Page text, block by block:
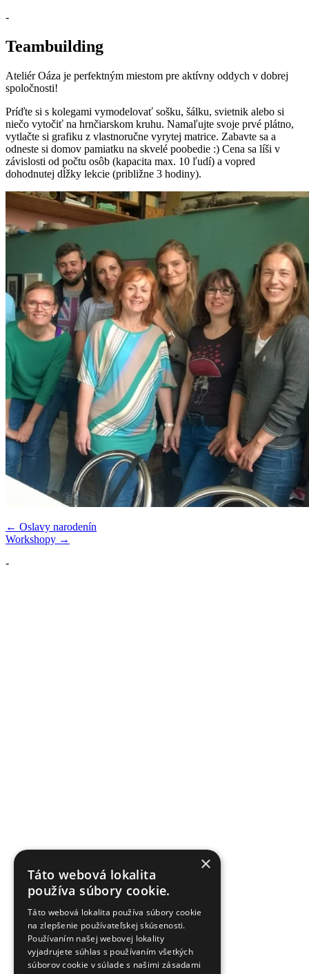
-
Teambuilding
Ateliér Oáza je perfektným miestom pre aktívny oddych v dobrej
spoločnosti!
Príďte si s kolegami vymodelovať sošku, šálku, svietnik alebo si
niečo vytočiť na hrnčiarskom kruhu. Namaľujte svoje prvé plátno,
vytlačte si grafiku z vlastnoručne vyrytej matrice. Zabavte sa a
odneste si domov pamiatku na skvelé poobedie :) Cena sa líši v
závislosti od počtu osôb (kapacita max. 10 ľudí) a vopred
dohodnutej dĺžky lekcie (približne 3 hodiny).
Navigácia
v
článku
← Oslavy narodenín
Workshopy →
-
×
Táto webová lokalita
používa súbory cookie.
Táto webová lokalita používa súbory cookie
na zlepšenie používateľskej skúsenosti.
Používaním našej webovej lokality
vyjadrujete súhlas s používaním všetkých
súborov cookie v súlade s našimi zásadami